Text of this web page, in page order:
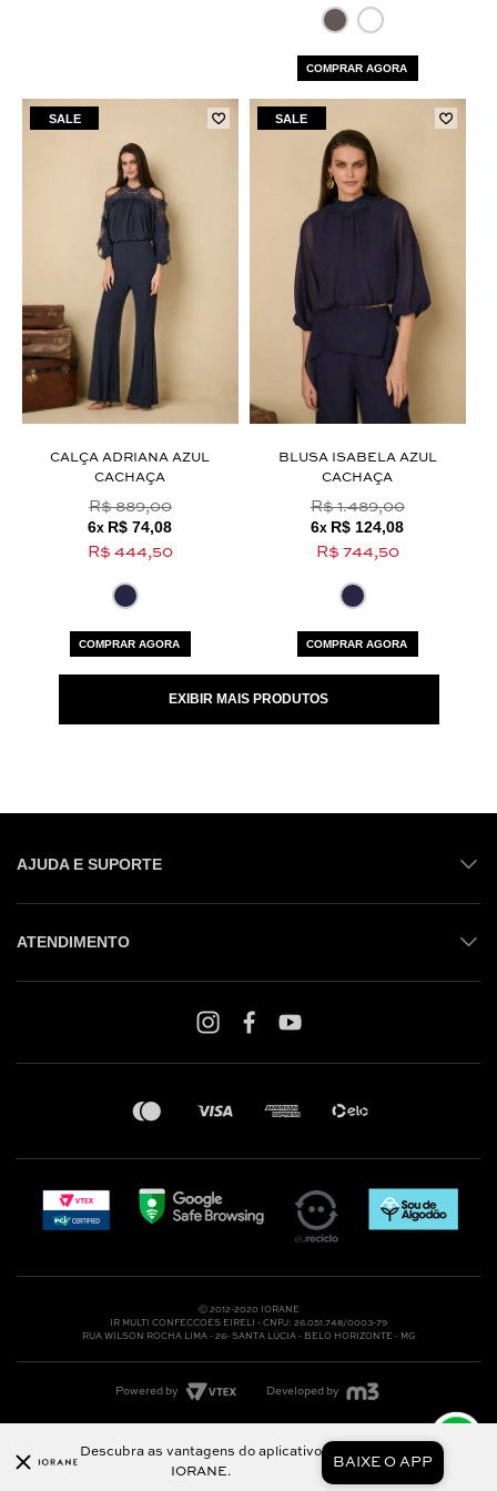
COMPRAR AGORA
CALÇA ADRIANA AZUL
CACHAÇA
R$ 889,00
6x R$ 74,08
R$ 444,50
COMPRAR AGORA
BLUSA ISABELA AZUL
CACHAÇA
R$ 1.489,00
6x R$ 124,08
R$ 744,50
COMPRAR AGORA
EXIBIR MAIS PRODUTOS
AJUDA E SUPORTE
ATENDIMENTO
Whatsapp: (31) 97219-6604
Nossas Lojas
Ⓒ 2012-2020 IORANE
IR MULTI CONFECCOES EIRELI - CNPJ: 26.051.748/0003-79
RUA WILSON ROCHA LIMA - 26- SANTA LÚCIA - BELO HORIZONTE - MG
Powered by Developed by
Descubra as vantagens do aplicativo
IORANE.
BAIXE O APP